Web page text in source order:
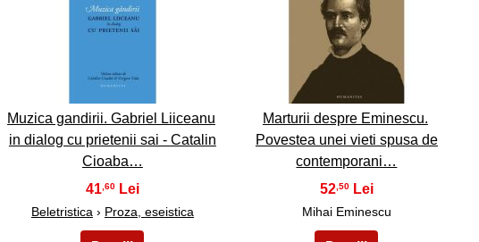
19
Muzica gandirii. Gabriel Liiceanu
in dialog cu prietenii sai - Catalin
Cioaba…
41,60
Beletristica › Proza, eseistica
20
Marturii despre Eminescu.
Povestea unei vieti spusa de
contemporani…
52,50
Mihai Eminescu